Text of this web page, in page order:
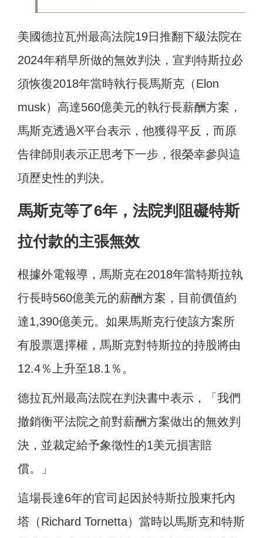
美國德拉瓦州最高法院19日推翻下級法院在
2024年稍早所做的無效判決，宣判特斯拉必
須恢復2018年當時執行長馬斯克（Elon
musk）高達560億美元的執行長薪酬方案，
馬斯克透過X平台表示，他獲得平反，而原
告律師則表示正思考下一步，很榮幸參與這
項歷史性的判決。
馬斯克等了6年，法院判阻礙特斯
拉付款的主張無效
根據外電報導，馬斯克在2018年當特斯拉執
行長時560億美元的薪酬方案，目前價值約
達1,390億美元。如果馬斯克行使該方案所
有股票選擇權，馬斯克對特斯拉的持股將由
12.4％上升至18.1％。
德拉瓦州最高法院在判決書中表示，「我們
撤銷衡平法院之前對薪酬方案做出的無效判
決，並裁定給予象徵性的1美元損害賠
償。」
這場長達6年的官司起因於特斯拉股東托內
塔（Richard Tornetta）當時以馬斯克和特斯